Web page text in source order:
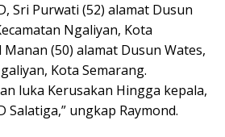
Sri Purwati (52) alamat Dusun
Ngaliyan, Kota
(50) alamat Dusun Wates,
Kota Semarang.
luka Kerusakan Hingga kepala,
Salatiga,” ungkap Raymond.